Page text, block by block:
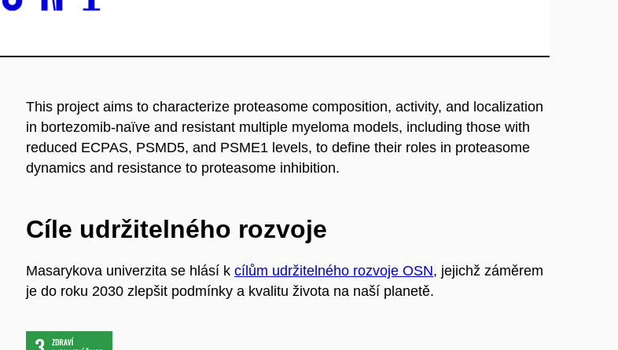
This project aims to characterize proteasome composition, activity, and localization
in bortezomib-naïve and resistant multiple myeloma models, including those with
reduced ECPAS, PSMD5, and PSME1 levels, to define their roles in proteasome
dynamics and resistance to proteasome inhibition.
Cíle udržitelného rozvoje
Masarykova univerzita se hlásí kcílům udržitelného rozvoje OSN, jejichž záměrem
je do roku 2030 zlepšit podmínky a kvalitu života na naší planetě.